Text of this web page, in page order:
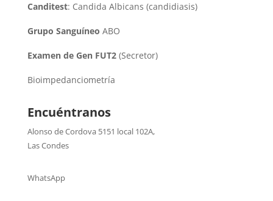
Canditest: Candida Albicans (candidiasis)
Grupo Sanguíneo ABO
Examen de Gen FUT2(Secretor)
Bioimpedanciometría
Encuéntranos
Alonso de Cordova 5151 local 102A,
Las Condes
WhatsApp